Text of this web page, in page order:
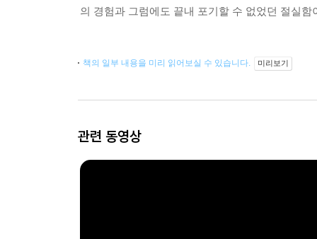
의 경험과 그럼에도 끝내 포기할 수 없었던 절실함
책의 일부 내용을 미리 읽어보실 수 있습니다. 미리보기
관련 동영상